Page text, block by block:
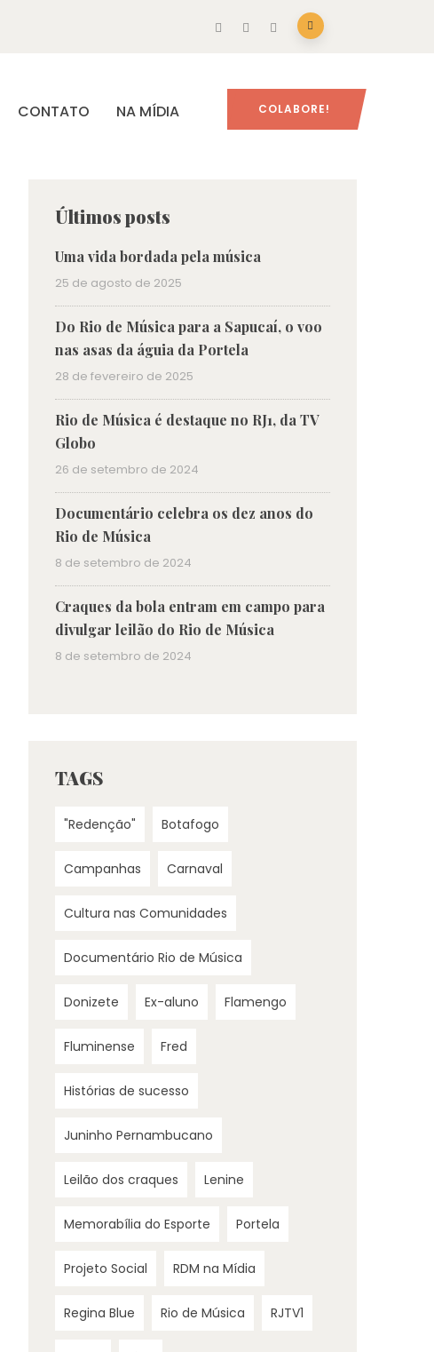
CONTATO NA MÍDIA COLABORE!
Últimos posts
Uma vida bordada pela música
25 de agosto de 2025
Do Rio de Música para a Sapucaí, o voo
nas asas da águia da Portela
28 de fevereiro de 2025
Rio de Música é destaque no RJ1, da TV
Globo
26 de setembro de 2024
Documentário celebra os dez anos do
Rio de Música
8 de setembro de 2024
Craques da bola entram em campo para
divulgar leilão do Rio de Música
8 de setembro de 2024
TAGS
"Redenção" Botafogo
Campanhas Carnaval
Cultura nas Comunidades
Documentário Rio de Música
Donizete Ex-aluno Flamengo
Fluminense Fred
Histórias de sucesso
Juninho Pernambucano
Leilão dos craques Lenine
Memorabília do Esporte Portela
Projeto Social RDM na Mídia
Regina Blue Rio de Música RJTV1